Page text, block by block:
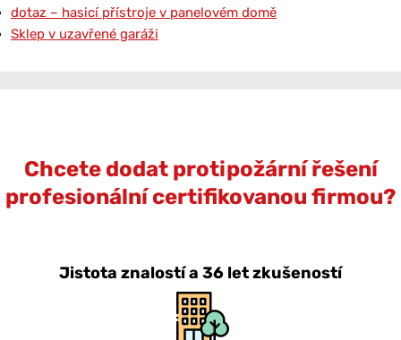
dotaz – hasicí přístroje v panelovém domě
Sklep v uzavřené garáži
Chcete dodat protipožární řešení
profesionální certifikovanou firmou?
Jistota znalostí a 36 let zkušeností